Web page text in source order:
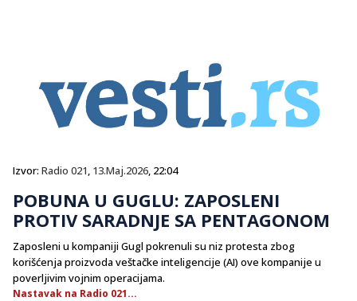
Izvor: Radio 021, 13.Maj.2026, 22:04
POBUNA U GUGLU: ZAPOSLENI
PROTIV SARADNJE SA PENTAGONOM
Zaposleni u kompaniji Gugl pokrenuli su niz protesta zbog
korišćenja proizvoda veštačke inteligencije (AI) ove kompanije u
poverljivim vojnim operacijama.
Nastavak na Radio 021...